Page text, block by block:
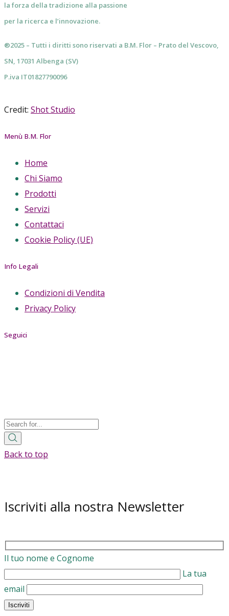
la forza della tradizione alla passione
per la ricerca e l’innovazione.
®2025 – Tutti i diritti sono riservati a B.M. Flor – Prato del Vescovo,
SN, 17031 Albenga (SV)
P.iva IT01827790096
Credit: Shot Studio
Menù B.M. Flor
Home
Chi Siamo
Prodotti
Servizi
Contattaci
Cookie Policy (UE)
Info Legali
Condizioni di Vendita
Privacy Policy
Seguici
Back to top
Iscriviti alla nostra Newsletter
Il tuo nome e Cognome
La tua
email
Iscriviti